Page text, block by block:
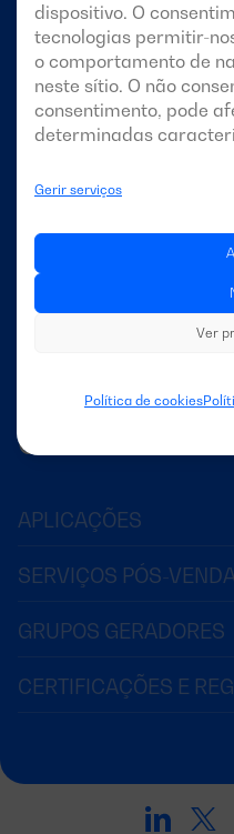
dispositivo. O
tecnologias permitir-
o comportamento de
neste sítio. O não
consentimento, pode
determinadas
Gerir serviços
Ver
Política de cookies
Sobre a
Os nossos
Notícias
Contacto
PT-PT
APLICAÇÕES
SERVIÇOS PÓS-
GRUPOS GERADORES
CERTIFICAÇÕES E